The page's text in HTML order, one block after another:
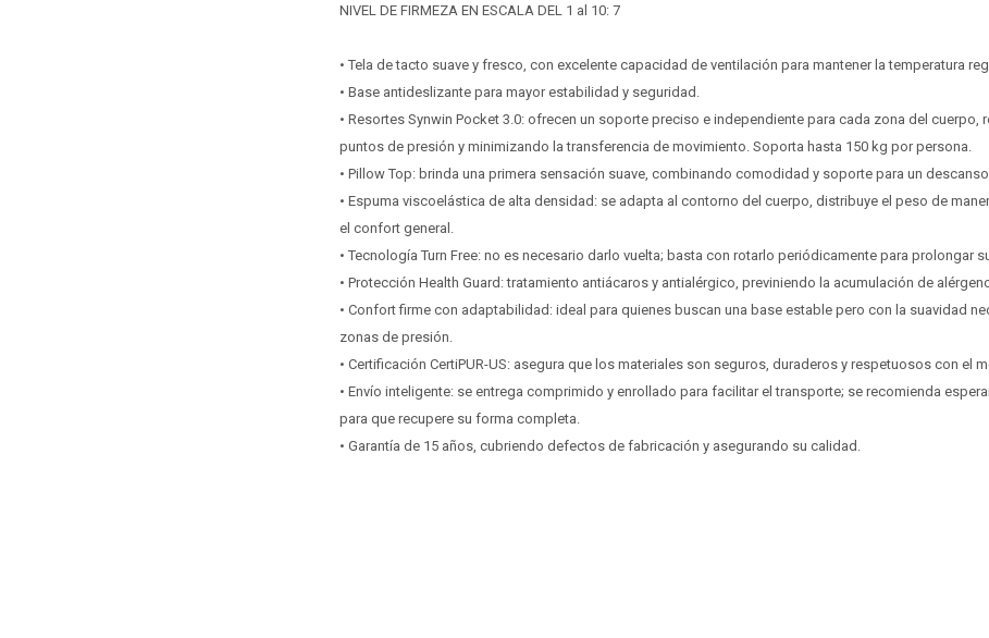
NIVEL DE FIRMEZA EN ESCALA DEL 1 al 10: 7
• Tela de tacto suave y fresco, con excelente capacidad de ventilación para mantener la temperatura
• Base antideslizante para mayor estabilidad y seguridad.
• Resortes Synwin Pocket 3.0: ofrecen un soporte preciso e independiente para cada zona del cuerpo,
puntos de presión y minimizando la transferencia de movimiento. Soporta hasta 150 kg por persona.
• Pillow Top: brinda una primera sensación suave, combinando comodidad y soporte para un descanso
• Espuma viscoelástica de alta densidad: se adapta al contorno del cuerpo, distribuye el peso de
el confort general.
• Tecnología Turn Free: no es necesario darlo vuelta; basta con rotarlo periódicamente para prolongar
• Protección Health Guard: tratamiento antiácaros y antialérgico, previniendo la acumulación de
• Confort firme con adaptabilidad: ideal para quienes buscan una base estable pero con la suavidad
zonas de presión.
• Certificación CertiPUR-US: asegura que los materiales son seguros, duraderos y respetuosos con el
• Envío inteligente: se entrega comprimido y enrollado para facilitar el transporte; se recomienda esperar
para que recupere su forma completa.
• Garantía de 15 años, cubriendo defectos de fabricación y asegurando su calidad.
Comprá ahora y Pagá
Después, hasta en 12
cuotas y sin tocar tu
tarjeta de crédito
¡Sumate a la forma más ágil de comprar!
cuotas * ¡Solo con tu cédula!
* sujeto aprobación crediticia.
Verifica si estás calificado para comprar con Pago
Fecha de nacimiento
Continuar
Estás calificado para comprar usando Pago
Después.
Elegí tus productos preferidos
Elegí Pago Después como metodo de pago
Ups!
Parece que no tenes oferta, lamentamos el
en preguntas@pagodespues.com.uy
¡Algo salió mal!
Comprá ahora y Pagá
Después, hasta en 12
cuotas y sin tocar tu
tarjeta de crédito
¡Sumate a la forma más ágil de comprar!
cuotas * ¡Solo con tu cédula!
* sujeto aprobación crediticia.
Verifica si estás calificado para comprar con Pago
Fecha de nacimiento
Continuar
Estás calificado para comprar usando Pago
Después.
Elegí tus productos preferidos
Elegí Pago Después como metodo de pago
Ups!
Parece que no tenes oferta, lamentamos el
en preguntas@pagodespues.com.uy
¡Algo salió mal!